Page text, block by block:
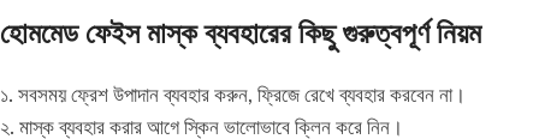
হোমমেড ফেইস মাস্ক ব্যবহারের কিছু গুরুত্বপূর্ণ নিয়ম
১. সবসময় ফ্রেশ উপাদান ব্যবহার করুন, ফ্রিজে রেখে ব্যবহার করবেন না।
২. মাস্ক ব্যবহার করার আগে স্কিন ভালোভাবে ক্লিন করে নিন।